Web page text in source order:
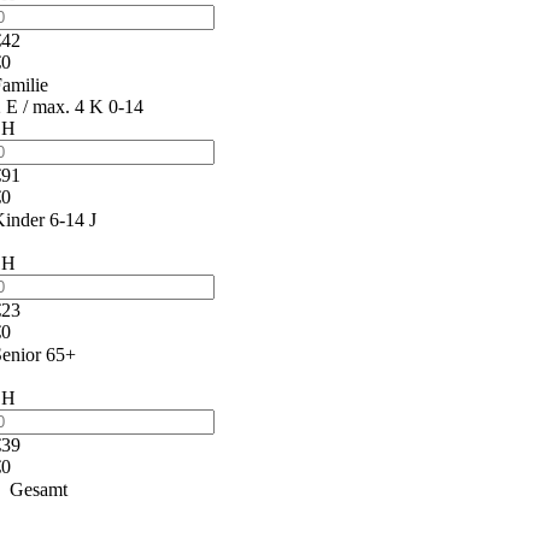
42
0
E / max. 4 K 0-14
91
0
6-14 J
23
0
65+
39
0
Gesamt